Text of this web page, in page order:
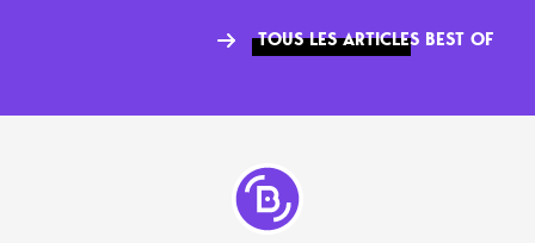
TOUS LES ARTICLES BEST OF